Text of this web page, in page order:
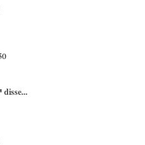
disse...